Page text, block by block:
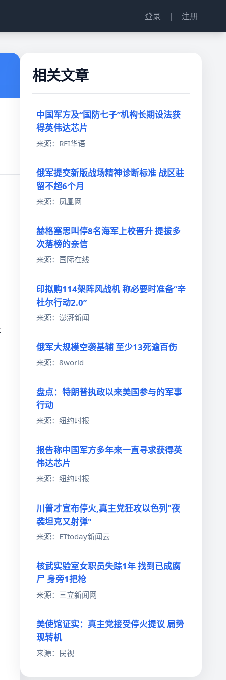
登录 | 注册
相关文章
中国军方及“国防七子”机构长期设法获
得英伟达芯片
来源：RFI华语
俄军提交新版战场精神诊断标准 战区驻
留不超6个月
来源：凤凰网
赫格塞思叫停8名海军上校晋升 提拔多
次落榜的亲信
来源：国际在线
印拟购114架阵风战机 称必要时准备“辛
杜尔行动2.0”
来源：澎湃新闻
俄军大规模空袭基辅 至少13死逾百伤
来源：8world
盘点：特朗普执政以来美国参与的军事
行动
来源：纽约时报
报告称中国军方多年来一直寻求获得英
伟达芯片
来源：纽约时报
川普才宣布停火,真主党狂攻以色列"夜
袭坦克又射弹"
来源：ETtoday新闻云
核武实验室女职员失踪1年 找到已成腐
尸 身旁1把枪
来源：三立新闻网
美使馆证实：真主党接受停火提议 局势
现转机
来源：民视